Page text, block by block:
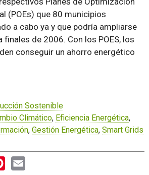
(POEs) que 80 municipios
a cabo ya y que podría ampliarse
finales de 2006. Con los POES, los
conseguir un ahorro energético
Sostenible
Climático, Eficiencia Energética,
, Gestión Energética, Smart Grids
PinterestEmail